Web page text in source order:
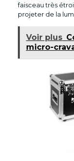
faisceau très
projeter de la
Voir plus
micro-